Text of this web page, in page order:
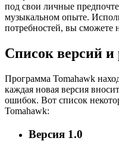
под свои личные
музыкальном опыте.
потребностей, вы сможете
Список версий и
Программа Tomahawk
каждая новая версия
ошибок. Вот список
Tomahawk:
Версия 1.0